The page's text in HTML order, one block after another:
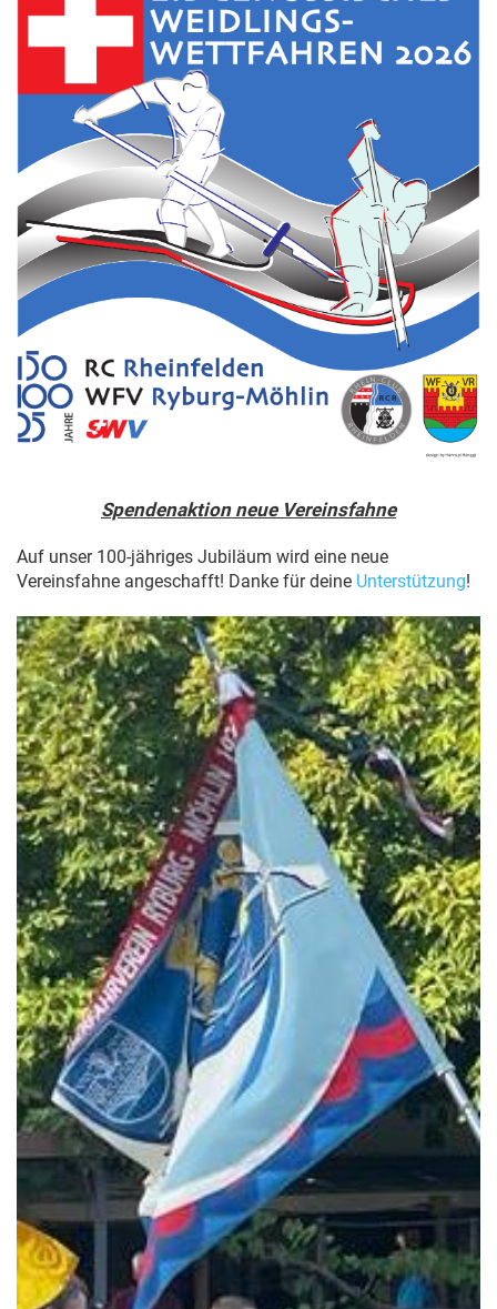
Spendenaktion neue Vereinsfahne
Auf unser 100-jähriges Jubiläum wird eine neue
Vereinsfahne angeschafft! Danke für deine Unterstützung!